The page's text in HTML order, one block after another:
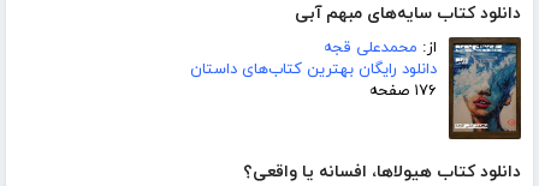
دانلود کتاب سایه‌های مبهم آبی
از: محمدعلی قجه
دانلود رایگان بهترین کتاب‌های داستان
۱۷۶ صفحه
دانلود کتاب هیولاها، افسانه یا واقعی؟